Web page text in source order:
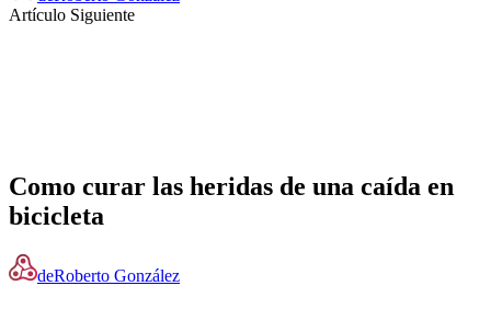
Artículo Siguiente
Como curar las heridas de una caída en
bicicleta
deRoberto González